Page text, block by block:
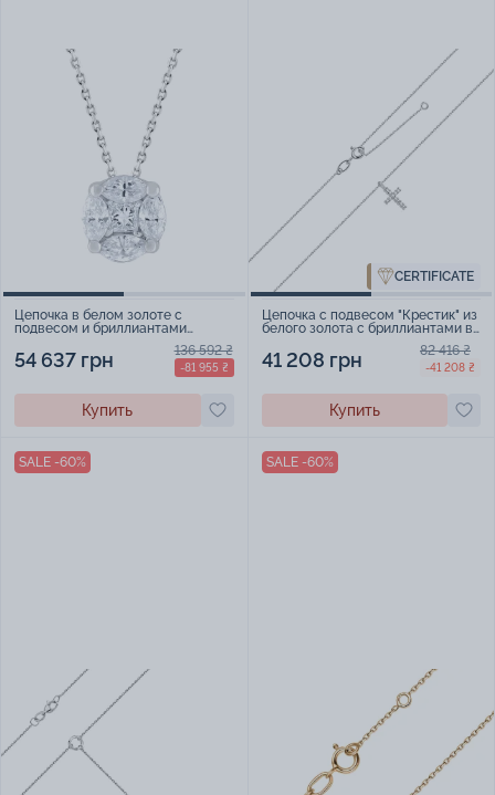
Цепочка в белом золоте с
подвесом и бриллиантами
якорное плетение - 1728883
54 637 грн 136 592 ₴
-81 955 ₴
Купить
CERTIFICATE
Цепочка с подвесом "Крестик" из
белого золота с бриллиантами в
якорном плетении - 2115444
41 208 грн 82 416 ₴
-41 208 ₴
Купить
SALE -60% SALE -60%